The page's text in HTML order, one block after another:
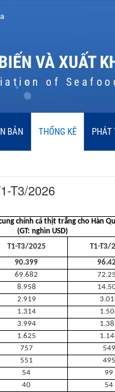
VÀ XUẤT
of
BẢN THỐNG KÊ PHÁT
T3/2026
chính cá thịt trắng cho Hàn
(GT: nghìn USD)
T1-T3/2025 T1-T3/
90.399
69.682
8.958
2.919
1.314
3.994
1.625
757 549
551 495
54 99
40 54